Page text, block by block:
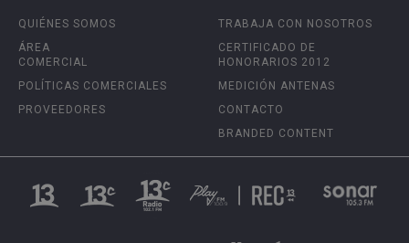
QUIÉNES SOMOS
ÁREA
COMERCIAL
POLÍTICAS COMERCIALES
PROVEEDORES
TRABAJA CON NOSOTROS
CERTIFICADO DE
HONORARIOS 2012
MEDICIÓN ANTENAS
CONTACTO
BRANDED CONTENT